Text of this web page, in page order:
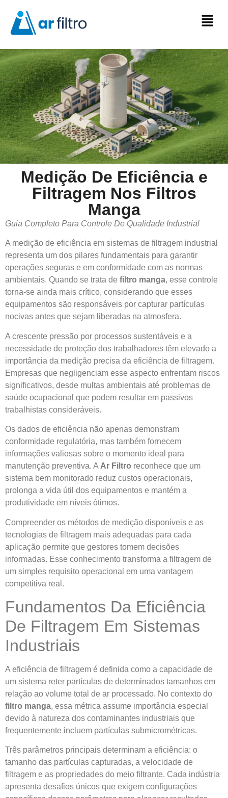
Medição De Eficiência e
Filtragem Nos Filtros
Manga
Guia Completo Para Controle De Qualidade Industrial
A medição de eficiência em sistemas de filtragem industrial
representa um dos pilares fundamentais para garantir
operações seguras e em conformidade com as normas
ambientais. Quando se trata de filtro manga, esse controle
torna-se ainda mais crítico, considerando que esses
equipamentos são responsáveis por capturar partículas
nocivas antes que sejam liberadas na atmosfera.
A crescente pressão por processos sustentáveis e a
necessidade de proteção dos trabalhadores têm elevado a
importância da medição precisa da eficiência de filtragem.
Empresas que negligenciam esse aspecto enfrentam riscos
significativos, desde multas ambientais até problemas de
saúde ocupacional que podem resultar em passivos
trabalhistas consideráveis.
Os dados de eficiência não apenas demonstram
conformidade regulatória, mas também fornecem
informações valiosas sobre o momento ideal para
manutenção preventiva. A Ar Filtro reconhece que um
sistema bem monitorado reduz custos operacionais,
prolonga a vida útil dos equipamentos e mantém a
produtividade em níveis ótimos.
Compreender os métodos de medição disponíveis e as
tecnologias de filtragem mais adequadas para cada
aplicação permite que gestores tomem decisões
informadas. Esse conhecimento transforma a filtragem de
um simples requisito operacional em uma vantagem
competitiva real.
Fundamentos Da Eficiência
De Filtragem Em Sistemas
Industriais
A eficiência de filtragem é definida como a capacidade de
um sistema reter partículas de determinados tamanhos em
relação ao volume total de ar processado. No contexto do
filtro manga, essa métrica assume importância especial
devido à natureza dos contaminantes industriais que
frequentemente incluem partículas submicrométricas.
Três parâmetros principais determinam a eficiência: o
tamanho das partículas capturadas, a velocidade de
filtragem e as propriedades do meio filtrante. Cada indústria
apresenta desafios únicos que exigem configurações